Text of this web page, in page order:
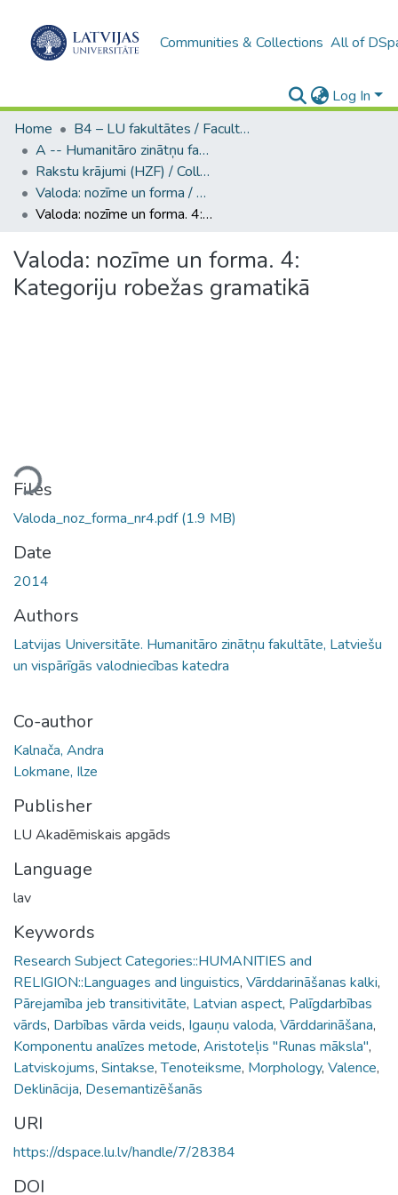
Communities & Collections All of
Log In
Home
B4 – LU fakultātes / Faculties of the UL
A -- Humanitāro zinātņu fakultāte / Faculty of Humanities
Rakstu krājumi (HZF) / Collections of articles
Valoda: nozīme un forma / Language: Meaning and Form
Valoda: nozīme un forma. 4: Kategoriju robežas gramatikā
Valoda: nozīme un forma. 4:
Kategoriju robežas gramatikā
Files
Valoda_noz_forma_nr4.pdf(1.9 MB)
Date
2014
Authors
Latvijas Universitāte. Humanitāro zinātņu fakultāte, Latviešu
un vispārīgās valodniecības katedra
Co-author
Kalnača, Andra
Lokmane, Ilze
Publisher
LU Akadēmiskais apgāds
Language
lav
Keywords
Research Subject Categories::HUMANITIES and
RELIGION::Languages and linguistics, Vārddarināšanas kalki,
Pārejamība jeb transitivitāte, Latvian aspect, Palīgdarbības
vārds, Darbības vārda veids, Igauņu valoda, Vārddarināšana,
Komponentu analīzes metode, Aristoteļis "Runas māksla",
Latviskojums, Sintakse,Тenoteiksme, Morphology, Valence,
Deklinācija, Desemantizēšanās
URI
https://dspace.lu.lv/handle/7/28384
DOI